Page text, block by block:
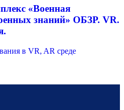
«Военная
знаний» ОБЗР. VR.
в VR, AR среде